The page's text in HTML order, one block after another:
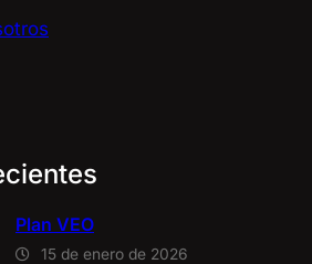
Plan VEO
15 de enero de 2026